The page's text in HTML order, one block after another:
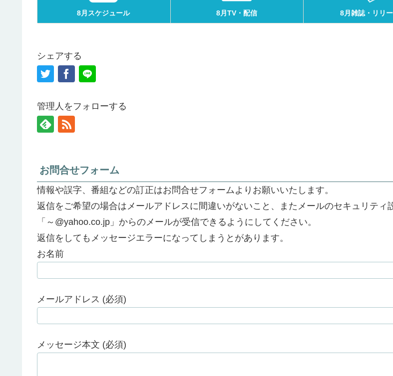
8月スケジュール 8月TV・配信 8月雑誌・リリ
シェアする
管理人をフォローする
お問合せフォーム
情報や誤字、番組などの訂正はお問合せフォームよりお願いいたします。
返信をご希望の場合はメールアドレスに間違いがないこと、またメールのセキュリティ
「～@yahoo.co.jp」からのメールが受信できるようにしてください。
返信をしてもメッセージエラーになってしまうとがあります。
お名前
メールアドレス (必須)
メッセージ本文 (必須)